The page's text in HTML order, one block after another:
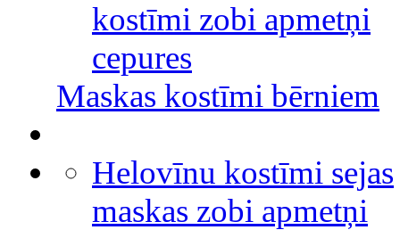
kostīmi zobi apmetņi
cepures
Maskas kostīmi bērniem
Helovīnu kostīmi sejas
maskas zobi apmetņi